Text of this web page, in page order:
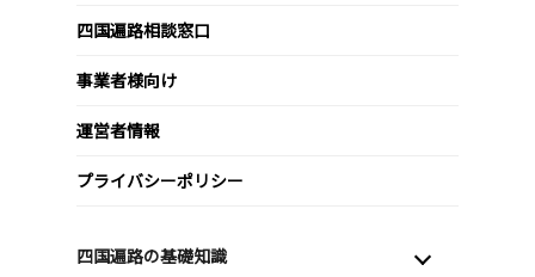
四国遍路相談窓口
事業者様向け
運営者情報
プライバシーポリシー
四国遍路の基礎知識